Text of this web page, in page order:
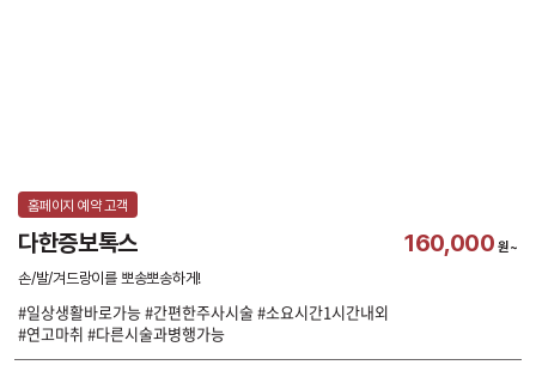
홈페이지 예약 고객
다한증보톡스 160,000 원~
손/발/겨드랑이를 뽀송뽀송하게!
#일상생활바로가능 #간편한주사시술 #소요시간1시간내외
#연고마취 #다른시술과병행가능